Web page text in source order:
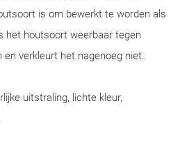
is om bewerkt te worden als
het houtsoort weerbaar tegen
verkleurt het nagenoeg niet.
uitstraling, lichte kleur,